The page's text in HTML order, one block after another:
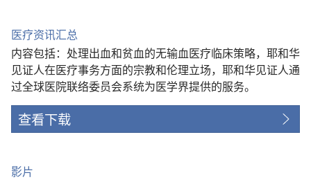
医疗资讯汇总
内容包括：处理出血和贫血的无输血医疗临床策略，耶和华
见证人在医疗事务方面的宗教和伦理立场，耶和华见证人通
过全球医院联络委员会系统为医学界提供的服务。
查看下载
影片